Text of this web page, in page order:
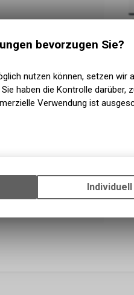
bevorzugen Sie?
nutzen können, setzen wir
haben die Kontrolle darüber,
Verwendung ist
Funktionen unseres
zu ermöglichen. Bitte